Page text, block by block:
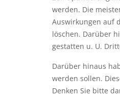
werden. Die
Auswirkungen auf
löschen. Darüber
gestatten u. U.
Darüber hinaus
werden sollen.
Denken Sie bitte